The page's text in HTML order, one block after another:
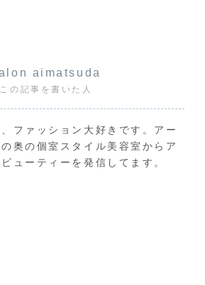
aimatsuda
この記事を書いた人
ファッション大好きです。アー
奥の個室スタイル美容室からア
ューティーを発信してます。